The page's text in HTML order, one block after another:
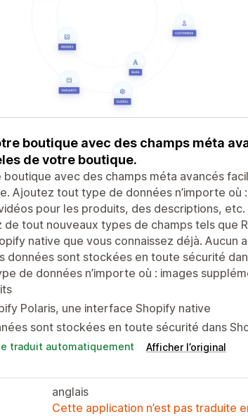
boutique avec des champs méta
de votre boutique.
boutique avec des champs méta avancés
Ajoutez tout type de données n’importe où
pour les produits, des descriptions,
de tout nouveaux types de champs tels que
native que vous connaissez déjà. Aucun
données sont stockées en toute sécurité
de données n’importe où : images
Polaris, une interface Shopify native
sont stockées en toute sécurité dans
traduit automatiquement Afficher l’original
anglais
Cette application n’est pas traduite